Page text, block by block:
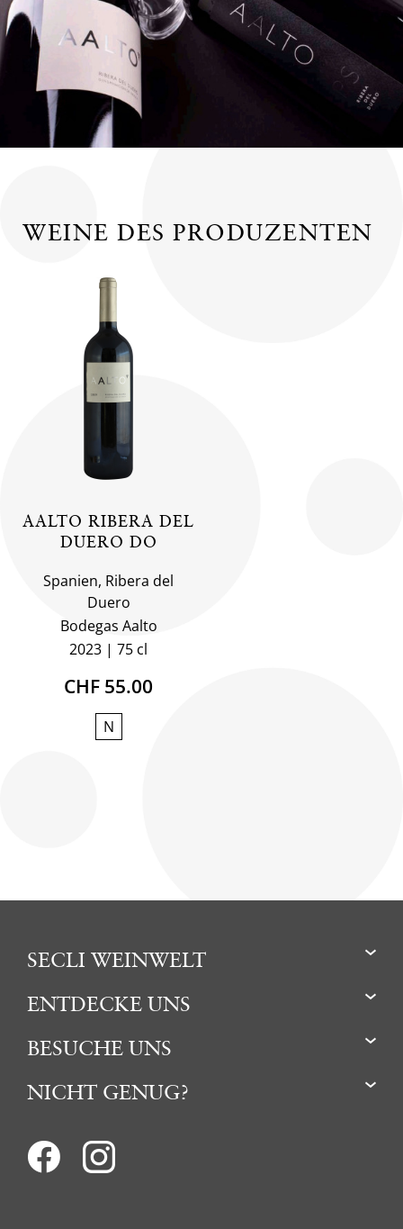
WEINE DES PRODUZENTEN
AALTO RIBERA DEL
DUERO DO
Spanien, Ribera del
Duero
Bodegas Aalto
2023
75 cl
CHF 55.00
N
SECLI WEINWELT
ENTDECKE UNS
BESUCHE UNS
NICHT GENUG?